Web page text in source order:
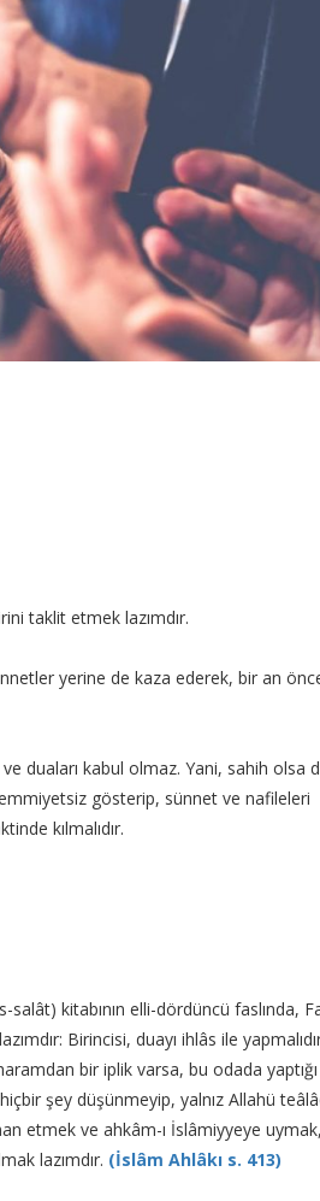
taklit etmek lazımdır.
yerine de kaza ederek, bir an
duaları kabul olmaz. Yani, sahih olsa
gösterip, sünnet ve nafileleri
kılmalıdır.
kitabının elli-dördüncü faslında,
Birincisi, duayı ihlâs ile
bir iplik varsa, bu odada yaptığı
şey düşünmeyip, yalnız Allahü
etmek ve ahkâm-ı İslâmiyyeye uymak,
lazımdır. (İslâm Ahlâkı s. 413)